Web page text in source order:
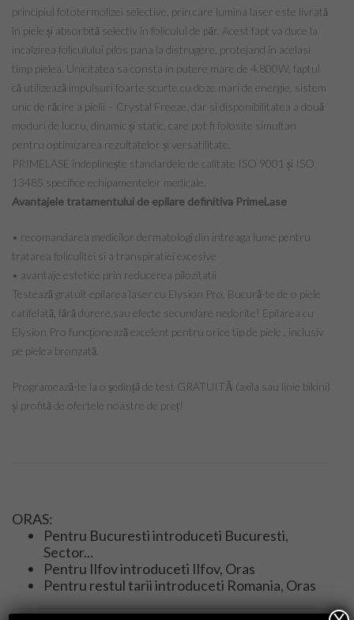
Cuplu
Evenimente
Coafor Virtual
Make-up Virtual iOS
Produse naturiste
Onco – nutritie
Medicina alternativa
Navigatori pacienti oncologici
principiul fototermolizei selective, prin care lumina laser este livrată
în piele și absorbită selectiv în foliculul de păr. Acest fapt va duce la
incalzirea foliculului pilos pana la distrugere, protejand in acelasi
timp pielea. Unicitatea sa consta in putere mare de 4.800W, faptul
că utilizează impulsuri foarte scurte cu doze mari de energie, sistem
unic de răcire a pielii – Crystal Freeze, dar si disponibilitatea a două
moduri de lucru, dinamic și static, care pot fi folosite simultan
pentru optimizarea rezultatelor și versatilitate.
PRIMELASE îndeplinește standardele de calitate ISO 9001 și ISO
13485 specifice echipamentelor medicale.
Avantajele tratamentului de epilare definitiva PrimeLase
• recomandarea medicilor dermatologi din intreaga lume pentru
tratarea foliculitei si a transpiratiei excesive
• avantaje estetice prin reducerea pilozitatii
Testează gratuit epilarea laser cu Elysion Pro. Bucură-te de o piele
catifelată, fără durere,sau efecte secundare nedorite! Epilarea cu
Elysion Pro funcționează excelent pentru orice tip de piele , inclusiv
pe pielea bronzată.
Programează-te la o ședință de test GRATUITĂ (axila sau linie bikini)
și profită de ofertele noastre de preț!
ORAS:
Pentru Bucuresti introduceti Bucuresti,
Sector...
Pentru Ilfov introduceti Ilfov, Oras
Pentru restul tarii introduceti Romania, Oras